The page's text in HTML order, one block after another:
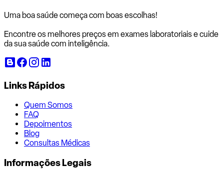
Uma boa saúde começa com boas escolhas!
Encontre os melhores preços em exames laboratoriais e cuide
da sua saúde com inteligência.
Links Rápidos
Quem Somos
FAQ
Depoimentos
Blog
Consultas Médicas
Informações Legais